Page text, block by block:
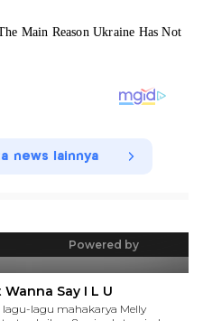
news lainnya